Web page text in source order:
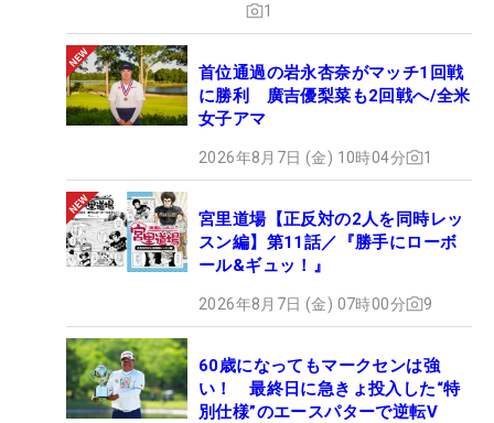
1
首位通過の岩永杏奈がマッチ1回戦
に勝利 廣吉優梨菜も2回戦へ/全米
女子アマ
2026年8月7日 (金) 10時04分 1
宮里道場【正反対の2人を同時レッ
スン編】第11話／『勝手にローボ
ール&ギュッ！』
2026年8月7日 (金) 07時00分 9
60歳になってもマークセンは強
い！ 最終日に急きょ投入した“特
別仕様”のエースパターで逆転V